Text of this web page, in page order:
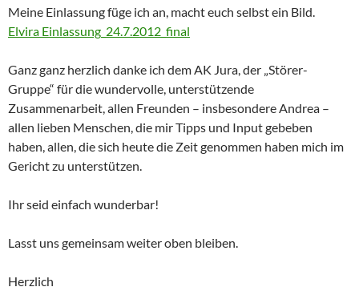
Meine Einlassung füge ich an, macht euch selbst ein Bild.
Elvira Einlassung_24.7.2012_final
Ganz ganz herzlich danke ich dem AK Jura, der „Störer-
Gruppe“ für die wundervolle, unterstützende
Zusammenarbeit, allen Freunden – insbesondere Andrea –
allen lieben Menschen, die mir Tipps und Input gebeben
haben, allen, die sich heute die Zeit genommen haben mich im
Gericht zu unterstützen.
Ihr seid einfach wunderbar!
Lasst uns gemeinsam weiter oben bleiben.
Herzlich